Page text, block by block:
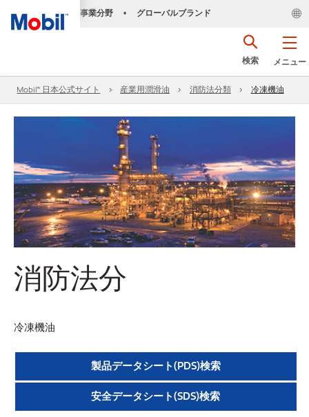
事業分野 • グローバルブランド
メニュー
検索
Mobil™ 日本公式サイト 産業用潤滑油 消防法分類 冷凍機油
消防法分
冷凍機油
製品データシート(PDS)検索
安全データシート(SDS)検索